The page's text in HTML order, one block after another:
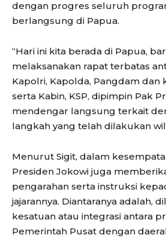
dengan progres seluruh
berlangsung di Papua.
“Hari ini kita berada di Papua,
melaksanakan rapat terbatas
Kapolri, Kapolda, Pangdam dan
serta Kabin, KSP, dipimpin Pak
mendengar langsung terkait
langkah yang telah dilakukan
Menurut Sigit, dalam
Presiden Jokowi juga
pengarahan serta instruksi
jajarannya. Diantaranya adalah,
kesatuan atau integrasi antara
Pemerintah Pusat dengan